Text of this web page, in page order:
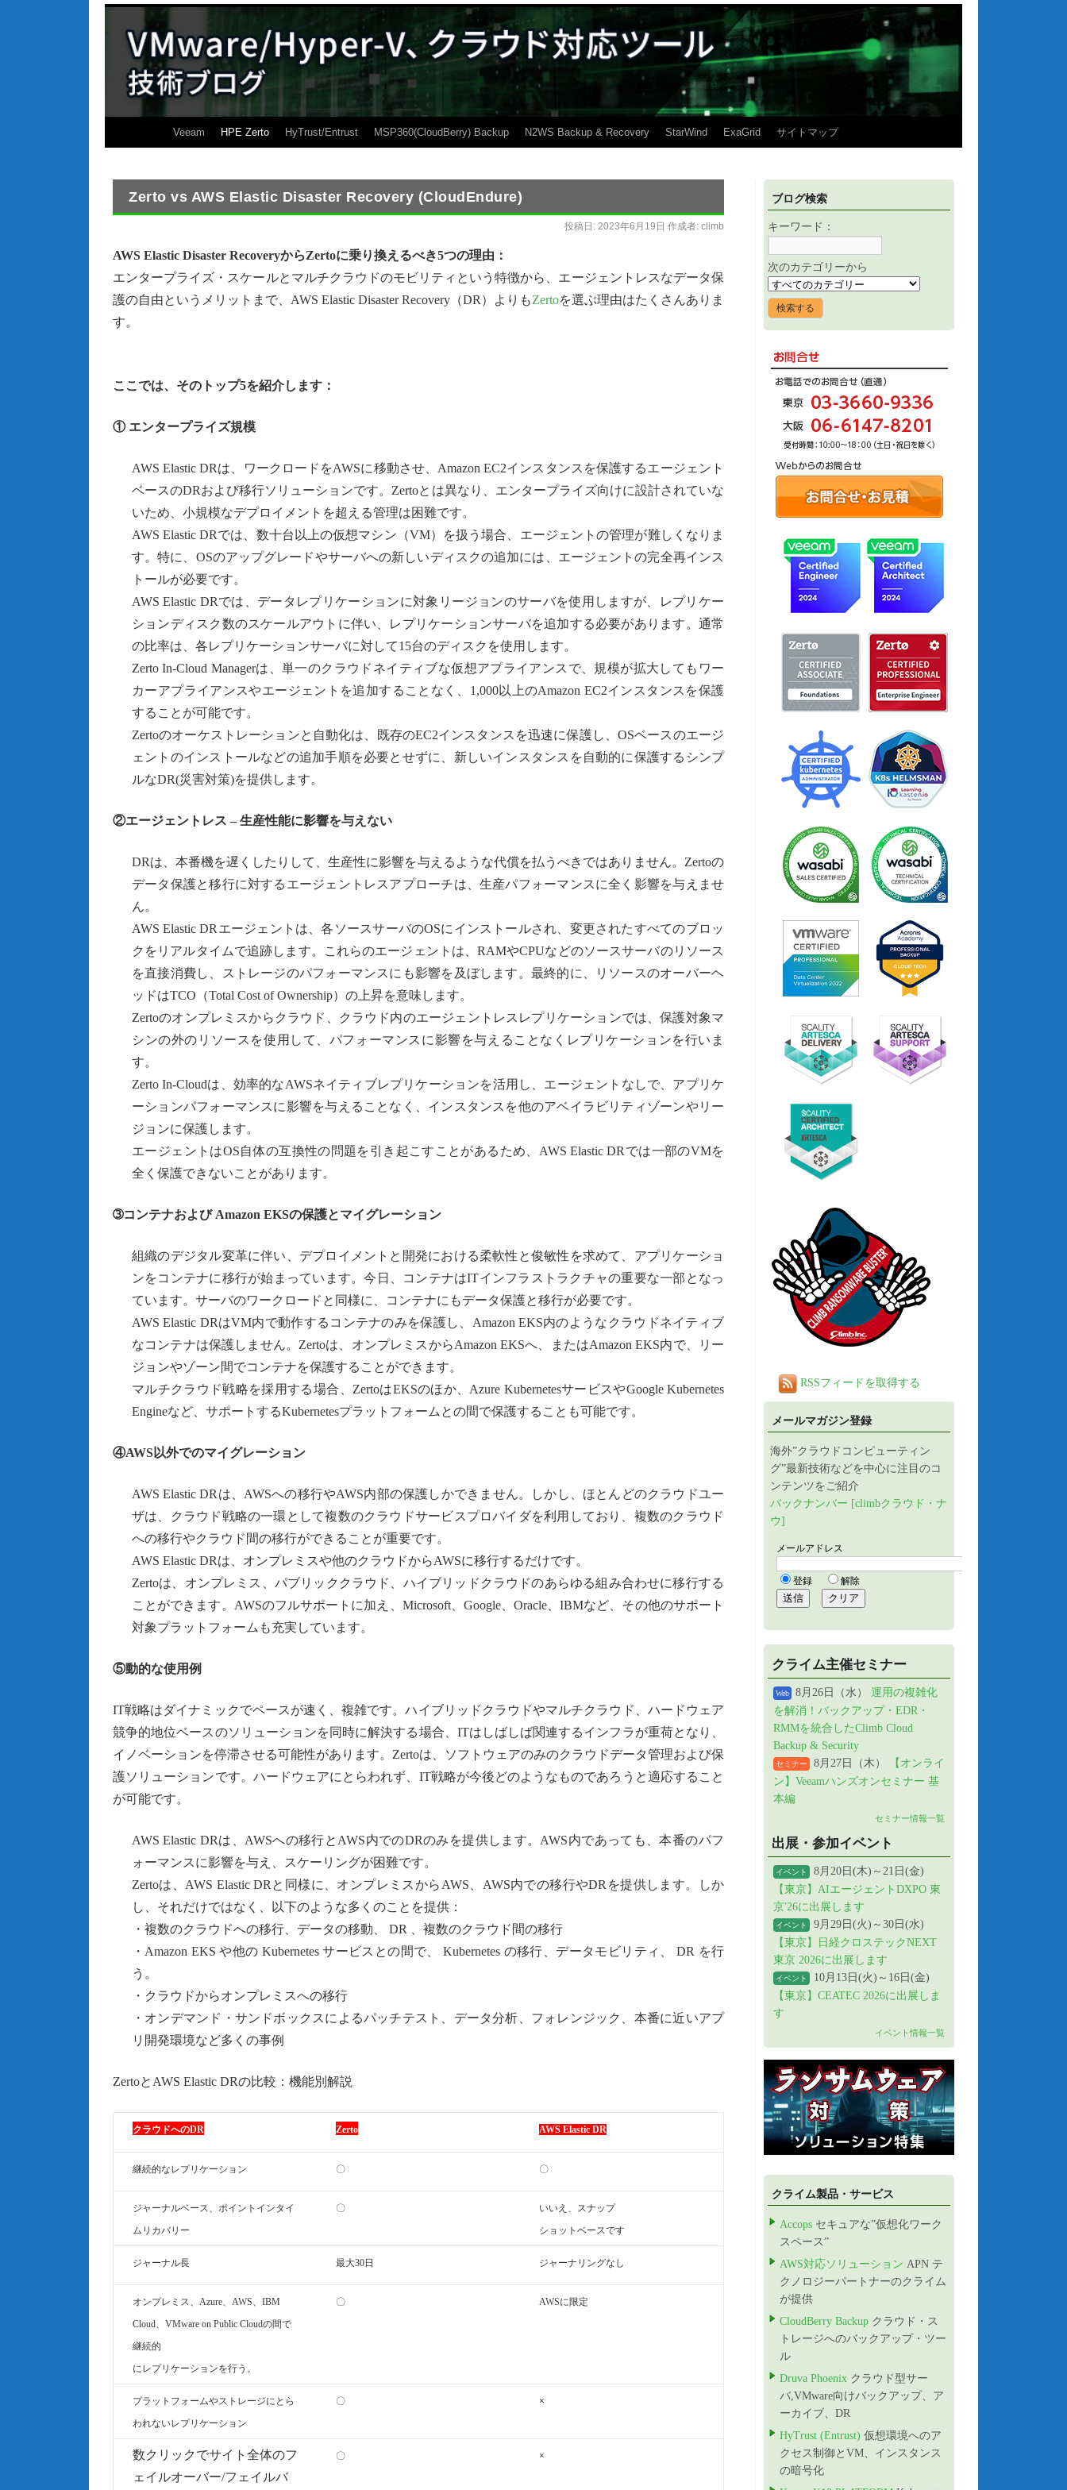
Veeam HPE Zerto HyTrust/Entrust MSP360(CloudBerry) Backup N2WS Backup & Recovery StarWind ExaGrid サイトマップ
Zerto vs AWS Elastic Disaster Recovery (CloudEndure)
投稿日: 2023年6月19日 作成者: climb
AWS Elastic Disaster RecoveryからZertoに乗り換えるべき5つの理由：
エンタープライズ・スケールとマルチクラウドのモビリティという特徴から、エージェントレスなデータ保
護の自由というメリットまで、AWS Elastic Disaster Recovery（DR）よりもZertoを選ぶ理由はたくさんありま
す。
ここでは、そのトップ5を紹介します：
① エンタープライズ規模
AWS Elastic DRは、ワークロードをAWSに移動させ、Amazon EC2インスタンスを保護するエージェント
ベースのDRおよび移行ソリューションです。Zertoとは異なり、エンタープライズ向けに設計されていな
いため、小規模なデプロイメントを超える管理は困難です。
AWS Elastic DRでは、数十台以上の仮想マシン（VM）を扱う場合、エージェントの管理が難しくなりま
す。特に、OSのアップグレードやサーバへの新しいディスクの追加には、エージェントの完全再インス
トールが必要です。
AWS Elastic DRでは、データレプリケーションに対象リージョンのサーバを使用しますが、レプリケー
ションディスク数のスケールアウトに伴い、レプリケーションサーバを追加する必要があります。通常
の比率は、各レプリケーションサーバに対して15台のディスクを使用します。
Zerto In-Cloud Managerは、単一のクラウドネイティブな仮想アプライアンスで、規模が拡大してもワー
カーアプライアンスやエージェントを追加することなく、1,000以上のAmazon EC2インスタンスを保護
することが可能です。
Zertoのオーケストレーションと自動化は、既存のEC2インスタンスを迅速に保護し、OSベースのエージ
ェントのインストールなどの追加手順を必要とせずに、新しいインスタンスを自動的に保護するシンプ
ルなDR(災害対策)を提供します。
②エージェントレス – 生産性能に影響を与えない
DRは、本番機を遅くしたりして、生産性に影響を与えるような代償を払うべきではありません。Zertoの
データ保護と移行に対するエージェントレスアプローチは、生産パフォーマンスに全く影響を与えませ
ん。
AWS Elastic DRエージェントは、各ソースサーバのOSにインストールされ、変更されたすべてのブロッ
クをリアルタイムで追跡します。これらのエージェントは、RAMやCPUなどのソースサーバのリソース
を直接消費し、ストレージのパフォーマンスにも影響を及ぼします。最終的に、リソースのオーバーヘ
ッドはTCO（Total Cost of Ownership）の上昇を意味します。
Zertoのオンプレミスからクラウド、クラウド内のエージェントレスレプリケーションでは、保護対象マ
シンの外のリソースを使用して、パフォーマンスに影響を与えることなくレプリケーションを行いま
す。
Zerto In-Cloudは、効率的なAWSネイティブレプリケーションを活用し、エージェントなしで、アプリケ
ーションパフォーマンスに影響を与えることなく、インスタンスを他のアベイラビリティゾーンやリー
ジョンに保護します。
エージェントはOS自体の互換性の問題を引き起こすことがあるため、AWS Elastic DRでは一部のVMを
全く保護できないことがあります。
➂コンテナおよび Amazon EKSの保護とマイグレーション
組織のデジタル変革に伴い、デプロイメントと開発における柔軟性と俊敏性を求めて、アプリケーショ
ンをコンテナに移行が始まっています。今日、コンテナはITインフラストラクチャの重要な一部となっ
ています。サーバのワークロードと同様に、コンテナにもデータ保護と移行が必要です。
AWS Elastic DRはVM内で動作するコンテナのみを保護し、Amazon EKS内のようなクラウドネイティブ
なコンテナは保護しません。Zertoは、オンプレミスからAmazon EKSへ、またはAmazon EKS内で、リー
ジョンやゾーン間でコンテナを保護することができます。
マルチクラウド戦略を採用する場合、ZertoはEKSのほか、Azure KubernetesサービスやGoogle Kubernetes
Engineなど、サポートするKubernetesプラットフォームとの間で保護することも可能です。
④AWS以外でのマイグレーション
AWS Elastic DRは、AWSへの移行やAWS内部の保護しかできません。しかし、ほとんどのクラウドユー
ザは、クラウド戦略の一環として複数のクラウドサービスプロバイダを利用しており、複数のクラウド
への移行やクラウド間の移行ができることが重要です。
AWS Elastic DRは、オンプレミスや他のクラウドからAWSに移行するだけです。
Zertoは、オンプレミス、パブリッククラウド、ハイブリッドクラウドのあらゆる組み合わせに移行する
ことができます。AWSのフルサポートに加え、Microsoft、Google、Oracle、IBMなど、その他のサポート
対象プラットフォームも充実しています。
⑤動的な使用例
IT戦略はダイナミックでペースが速く、複雑です。ハイブリッドクラウドやマルチクラウド、ハードウェア
競争的地位ベースのソリューションを同時に解決する場合、ITはしばしば関連するインフラが重荷となり、
イノベーションを停滞させる可能性があります。Zertoは、ソフトウェアのみのクラウドデータ管理および保
護ソリューションです。ハードウェアにとらわれず、IT戦略が今後どのようなものであろうと適応すること
が可能です。
AWS Elastic DRは、AWSへの移行とAWS内でのDRのみを提供します。AWS内であっても、本番のパフ
ォーマンスに影響を与え、スケーリングが困難です。
Zertoは、AWS Elastic DRと同様に、オンプレミスからAWS、AWS内での移行やDRを提供します。しか
し、それだけではなく、以下のような多くのことを提供：
・複数のクラウドへの移行、データの移動、 DR 、複数のクラウド間の移行
・Amazon EKS や他の Kubernetes サービスとの間で、 Kubernetes の移行、データモビリティ、 DR を行
う。
・クラウドからオンプレミスへの移行
・オンデマンド・サンドボックスによるパッチテスト、データ分析、フォレンジック、本番に近いアプ
リ開発環境など多くの事例
ZertoとAWS Elastic DRの比較：機能別解説
クラウドへのDR Zerto AWS Elastic DR
継続的なレプリケーション 〇 〇
ジャーナルベース、ポイントインタイ
ムリカバリー
〇
いいえ、スナップ
ショットベースです
ジャーナル長 最大30日 ジャーナリングなし
オンプレミス、Azure、AWS、IBM
Cloud、VMware on Public Cloudの間で
継続的
にレプリケーションを行う。
〇 AWSに限定
プラットフォームやストレージにとら
われないレプリケーション
〇 ×
数クリックでサイト全体のフ
ェイルオーバー/フェイルバ
〇 ×
ブログ検索
キーワード：
次のカテゴリーから
RSSフィードを取得する
メールマガジン登録
海外”クラウドコンピューティン
グ”最新技術などを中心に注目のコ
ンテンツをご紹介
バックナンバー [climbクラウド・ナ
ウ]
クライム主催セミナー
Web 8月26日（水） 運用の複雑化
を解消！バックアップ・EDR・
RMMを統合したClimb Cloud
Backup & Security
セミナー 8月27日（木）
【オンライ
ン】Veeamハンズオンセミナー 基
本編
セミナー情報一覧
出展・参加イベント
イベント
8月20日(木)～21日(金)
【東京】AIエージェントDXPO 東
京'26に出展します
イベント
9月29日(火)～30日(水)
【東京】日経クロステックNEXT
東京 2026に出展します
イベント
10月13日(火)～16日(金)
【東京】CEATEC 2026に出展しま
す
イベント情報一覧
クライム製品・サービス
Accops セキュアな”仮想化ワーク
スペース”
AWS対応ソリューション APN テ
クノロジーパートナーのクライム
が提供
CloudBerry Backup クラウド・ス
トレージへのバックアップ・ツー
ル
Druva Phoenix クラウド型サー
バ,VMware向けバックアップ、ア
ーカイブ、DR
HyTrust (Entrust) 仮想環境へのア
クセス制御とVM、インスタンス
の暗号化